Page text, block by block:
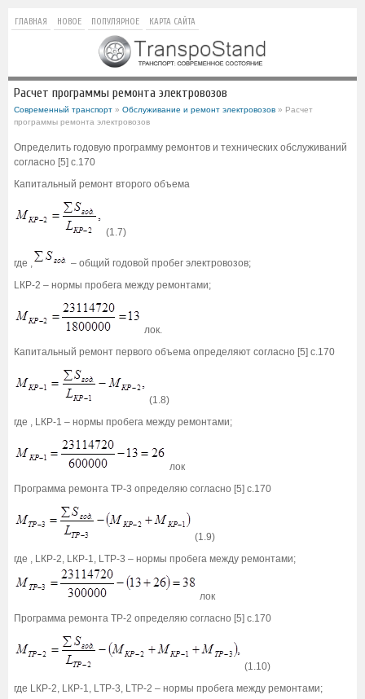
ГЛАВНАЯ НОВОЕ ПОПУЛЯРНОЕ КАРТА САЙТА
Расчет программы ремонта электровозов
Современный транспорт » Обслуживание и ремонт электровозов » Расчет
программы ремонта электровозов
Определить годовую программу ремонтов и технических обслуживаний
согласно [5] с.170
Капитальный ремонт второго объема
(1.7)
где ,
– общий годовой пробег электровозов;
LКР-2 – нормы пробега между ремонтами;
лок.
Капитальный ремонт первого объема определяют согласно [5] с.170
(1.8)
где , LКР-1 – нормы пробега между ремонтами;
лок
Программа ремонта ТР-3 определяю согласно [5] с.170
(1.9)
где , LКР-2, LКР-1, LТР-3 – нормы пробега между ремонтами;
лок
Программа ремонта ТР-2 определяю согласно [5] c.170
(1.10)
где LКР-2, LКР-1, LТР-3, LТР-2 – нормы пробега между ремонтами;